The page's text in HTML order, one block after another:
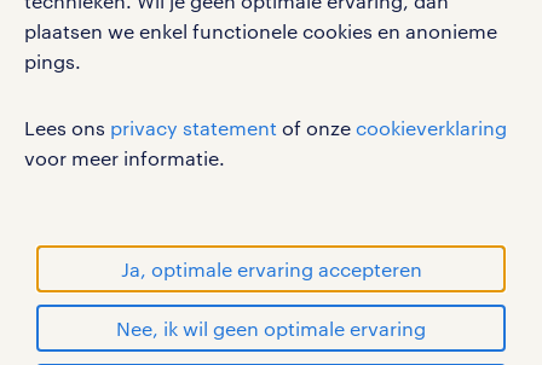
plaatsen we enkel functionele cookies en anonieme
pings.
Lees ons privacy statement of onze cookieverklaring
voor meer informatie.
Ja, optimale ervaring accepteren
Nee, ik wil geen optimale ervaring
privacystatement
cookies
handelsmerken van Randstad N.V.
© Randstad 2026